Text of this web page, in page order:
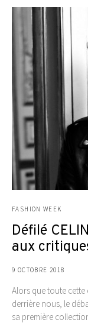
FASHION WEEK
Défilé
aux
9 OCTOBRE 2018
Alors que toute cette
derrière nous, le
sa première